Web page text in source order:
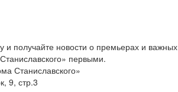
и получайте новости о премьерах и важных
первыми.
Станиславского»
9, стр.3